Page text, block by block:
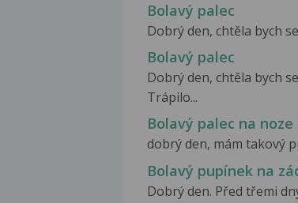
Bolavý palec
Dobrý den, chtěla bych
Bolavý palec
Dobrý den, chtěla bych
Trápilo...
Bolavý palec na
dobrý den, mám takový
Bolavý pupínek na
Dobrý den. Před třemi